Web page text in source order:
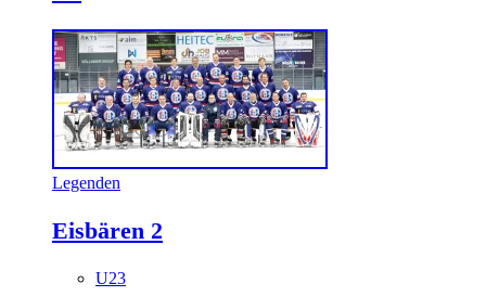
Legenden
Eisbären 2
U23